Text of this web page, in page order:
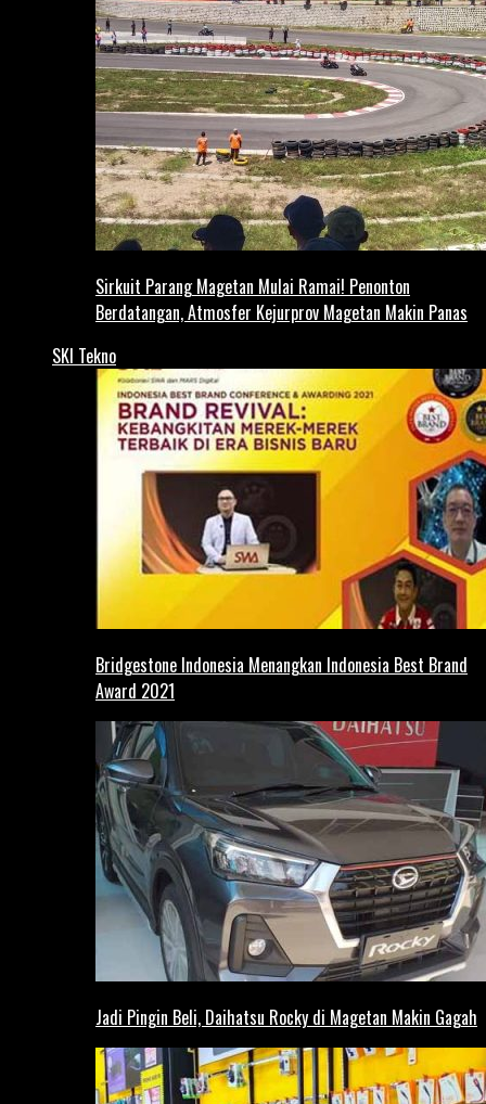
Sirkuit Parang Magetan Mulai Ramai! Penonton
Berdatangan, Atmosfer Kejurprov Magetan Makin Panas
SKI Tekno
Bridgestone Indonesia Menangkan Indonesia Best Brand
Award 2021
Jadi Pingin Beli, Daihatsu Rocky di Magetan Makin Gagah